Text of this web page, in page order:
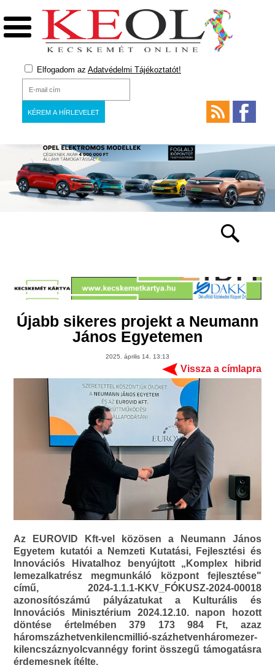
Elfogadom az Adatvédelmi Tájékoztatót!
Újabb sikeres projekt a Neumann
János Egyetemen
2025. április 14. 13:13
Vissza a címlapra
Az EUROVID Kft-vel közösen a Neumann János
Egyetem kutatói a Nemzeti Kutatási, Fejlesztési és
Innovációs Hivatalhoz benyújtott „Komplex hibrid
lemezalkatrész megmunkáló központ fejlesztése"
című, 2024-1.1.1-KKV_FÓKUSZ-2024-00018
azonosítószámú pályázatukat a Kulturális és
Innovációs Minisztérium 2024.12.10. napon hozott
döntése értelmében 379 173 984 Ft, azaz
háromszázhetvenkilencmillió-százhetvenháromezer-
kilencszáznyolcvannégy forint összegű támogatásra
érdemesnek ítélte.